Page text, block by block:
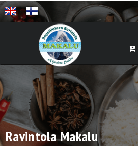
Ravintola Makalu